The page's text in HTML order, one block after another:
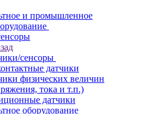
и промышленное
сенсоры
датчики
физических величин
тока и т.п.)
датчики
оборудование